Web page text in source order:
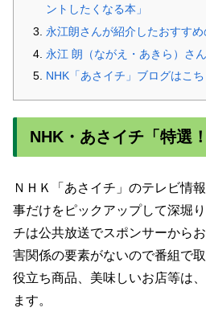
ントしたくなる本」
永江朗さんが紹介したおすすめ
永江 朗（ながえ・あきら）さん
NHK「あさイチ」ブログはこち
NHK・あさイチ「特選
ＮＨＫ「あさイチ」のテレビ情
事だけをピックアップして深堀
チは公共放送でスポンサーから
害関係の要素がないので番組で
役立ち商品、美味しいお店等は
ます。